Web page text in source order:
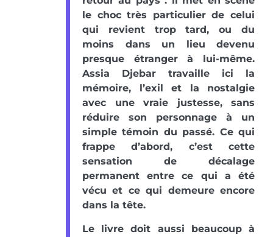
le choc très particulier de celui
qui revient trop tard, ou du
moins dans un lieu devenu
presque étranger à lui-même.
Assia Djebar travaille ici la
mémoire, l’exil et la nostalgie
avec une vraie justesse, sans
réduire son personnage à un
simple témoin du passé. Ce qui
frappe d’abord, c’est cette
sensation de décalage
permanent entre ce qui a été
vécu et ce qui demeure encore
dans la tête.
Le livre doit aussi beaucoup à